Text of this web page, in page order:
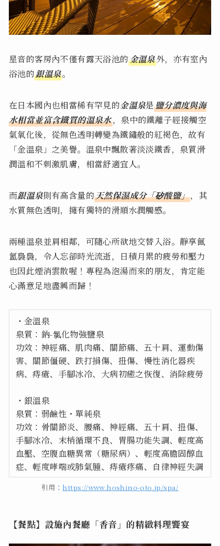
星音的客房內不僅有露天浴池的金溫泉外，亦有室內
浴池的銀溫泉。
在日本國內也相當稀有罕見的金溫泉是鹽分濃度與海
水相當並富含鐵質的溫泉水，泉中的鐵離子經接觸空
氣氧化後，從無色透明轉變為鐵鏽般的紅褐色，故有
「金溫泉」之美譽。溫泉中飄散著淡淡鐵香，泉質滑
潤溫和不刺激肌膚，相當舒適宜人。
而銀溫泉則有高含量的天然保濕成分「矽酸鹽」，其
水質無色透明，擁有獨特的滑順水潤觸感。
兩種溫泉並肩相鄰，可隨心所欲地交替入浴。靜享氤
氳裊裊，令人忘卻時光流逝，日積月累的疲勞和壓力
也因此煙消雲散喔！專程為泡湯而來的朋友，肯定能
心滿意足地盡興而歸！
・金溫泉
泉質：鈉-氯化物強鹽泉
功效：神經痛、肌肉痛、關節痛、五十肩、運動傷
害、關節僵硬、跌打損傷、扭傷、慢性消化器疾
病、痔瘡、手腳冰冷、大病初癒之恢復、消除疲勞
・銀溫泉
泉質：弱鹼性・單純泉
功效：骨關節炎、腰痛、神經痛、五十肩、扭傷、
手腳冰冷、末梢循環不良、胃腸功能失調、輕度高
血壓、空腹血糖異常（糖尿病）、輕度高膽固醇血
症、輕度哮喘或肺氣腫、痔瘡疼痛、自律神經失調
引用：https://www.hoshino-oto.jp/spa/
【餐點】設施內餐廳「香音」的精緻料理饗宴